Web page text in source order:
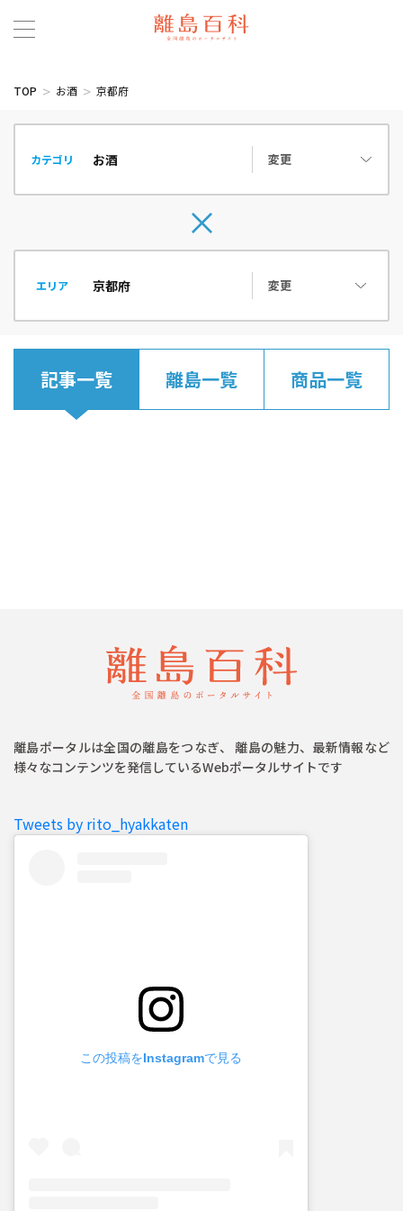
TOP お酒 京都府
カテゴリ 変更
エリア 変更
記事一覧 離島一覧 商品一覧
離島ポータルは全国の離島をつなぎ、 離島の魅力、最新情報など
様々なコンテンツを発信しているWebポータルサイトです
Tweets by rito_hyakkaten
この投稿をInstagramで見る